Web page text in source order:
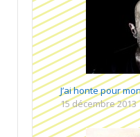
J’ai honte pour
15 décembre 2013